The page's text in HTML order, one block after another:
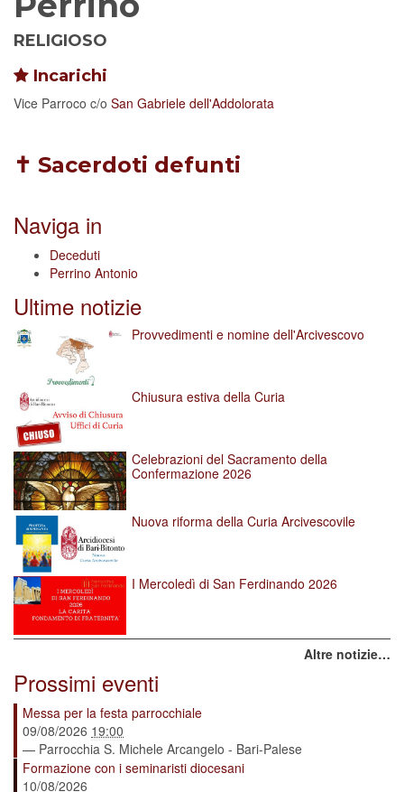
RELIGIOSO
Incarichi
Vice Parroco c/o San Gabriele dell'Addolorata
✝ Sacerdoti defunti
Naviga in
Deceduti
Perrino Antonio
Ultime notizie
Provvedimenti e nomine dell'Arcivescovo
Chiusura estiva della Curia
Celebrazioni del Sacramento della
Confermazione 2026
Nuova riforma della Curia Arcivescovile
I Mercoledì di San Ferdinando 2026
Altre notizie…
Prossimi eventi
Messa per la festa parrocchiale
09/08/2026 19:00
— Parrocchia S. Michele Arcangelo - Bari-Palese
Formazione con i seminaristi diocesani
10/08/2026